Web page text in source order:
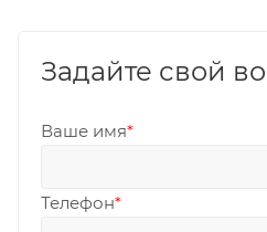
Задайте свой
Ваше имя*
Телефон*